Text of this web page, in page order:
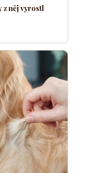
z něj vyrostl